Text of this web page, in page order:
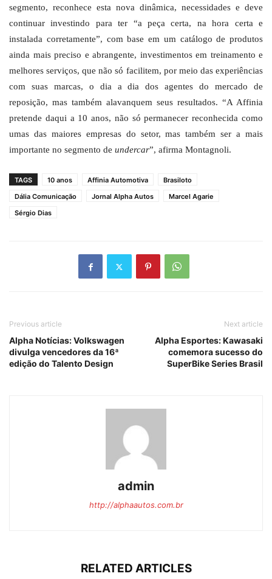
segmento, reconhece esta nova dinâmica, necessidades e deve
continuar investindo para ter “a peça certa, na hora certa e
instalada corretamente”, com base em um catálogo de produtos
ainda mais preciso e abrangente, investimentos em treinamento e
melhores serviços, que não só facilitem, por meio das experiências
com suas marcas, o dia a dia dos agentes do mercado de
reposição, mas também alavanquem seus resultados. “A Affinia
pretende daqui a 10 anos, não só permanecer reconhecida como
umas das maiores empresas do setor, mas também ser a mais
importante no segmento de undercar”, afirma Montagnoli.
TAGS 10 anos Affinia Automotiva
Brasiloto
Dália Comunicação
Jornal Alpha Autos
Marcel Agarie
Sérgio Dias
Previous article
Alpha Notícias: Volkswagen
divulga vencedores da 16ª
edição do Talento Design
Next article
Alpha Esportes: Kawasaki
comemora sucesso do
SuperBike Series Brasil
admin
http://alphaautos.com.br
RELATED ARTICLES